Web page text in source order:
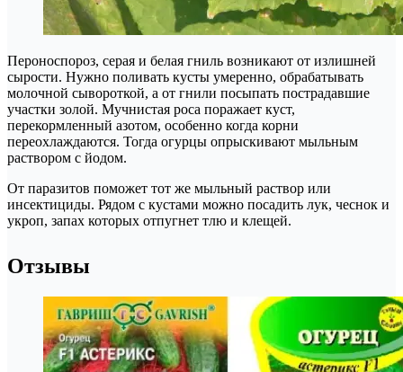
Пероноспороз, серая и белая гниль возникают от излишней
сырости. Нужно поливать кусты умеренно, обрабатывать
молочной сывороткой, а от гнили посыпать пострадавшие
участки золой. Мучнистая роса поражает куст,
перекормленный азотом, особенно когда корни
переохлаждаются. Тогда огурцы опрыскивают мыльным
раствором с йодом.
От паразитов поможет тот же мыльный раствор или
инсектициды. Рядом с кустами можно посадить лук, чеснок и
укроп, запах которых отпугнет тлю и клещей.
Отзывы